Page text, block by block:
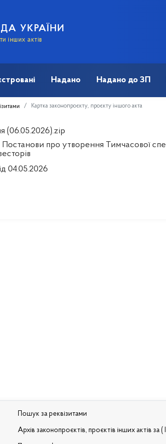
УКРАЇНИ
інших актів
Надано Надано до ЗП
Картка законопроєкту, проєкту іншого акта
(06.05.2026).zip
про утворення Тимчасової
04.05.2026
Пошук за реквізитами
Архів законопроєктів, проєктів інших актів за (